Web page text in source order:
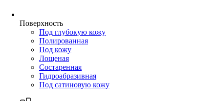
Поверхность
Под глубокую кожу
Полированная
Под кожу
Лощеная
Состаренная
Гидроабразивная
Под сатиновую кожу